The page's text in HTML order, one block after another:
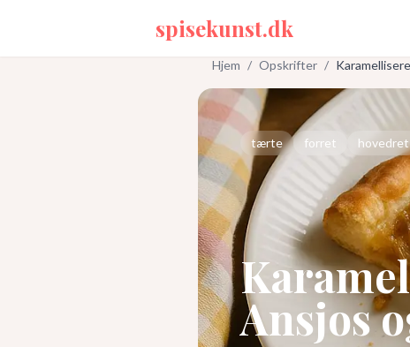
spisekunst.dk
Hjem / Opskrifter /
tærte forret hovedret
Ansjos